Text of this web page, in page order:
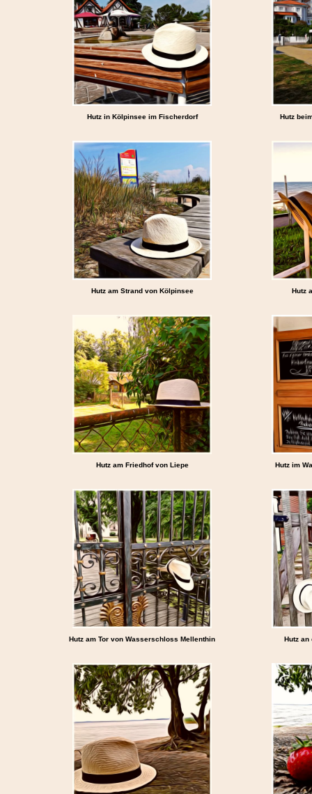
Hutz in Kölpinsee im Fischerdorf Hutz
Hutz am Strand von Kölpinsee Hutz
Hutz am Friedhof von Liepe Hutz im
Hutz am Tor von Wasserschloss Mellenthin Hutz an